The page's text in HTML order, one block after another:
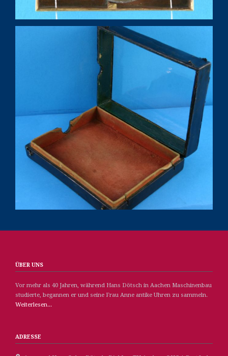
ÜBER UNS
Vor mehr als 40 Jahren, während Hans Dötsch in Aachen Maschinenbau
studierte, begannen er und seine Frau Anne antike Uhren zu sammeln.
Weiterlesen...
ADRESSE